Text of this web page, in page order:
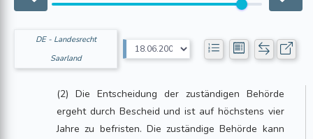
DE - Landesrecht
Saarland
(2) Die Entscheidung der zuständigen Behörde
ergeht durch Bescheid und ist auf höchstens vier
Jahre zu befristen. Die zuständige Behörde kann